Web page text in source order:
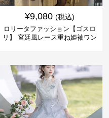
¥9,080 (税込)
ロリータファッション【ゴスロ
リ】 宮廷風レース重ね姫袖ワン